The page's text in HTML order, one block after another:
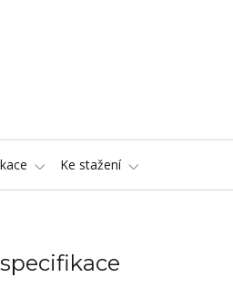
Ke stažení